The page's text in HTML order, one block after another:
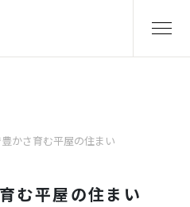
かさ育む平屋の住まい
む平屋の住まい